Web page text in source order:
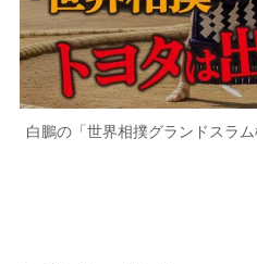
白鵬の「世界相撲グランドスラ